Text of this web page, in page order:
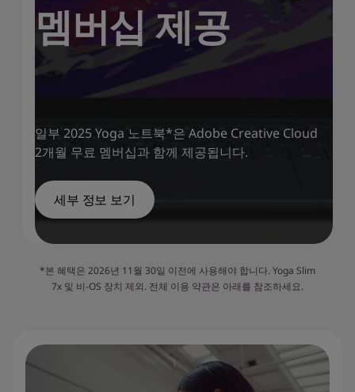
멤버십 제공
일부 2025 Yoga 노트북*은 Adobe Creative Cloud
2개월 무료 멤버십과 함께 제공됩니다.
세부 정보 보기
*본 혜택은 2026년 11월 30일 이전에 사용해야 합니다. Yoga Slim
7x 및 비-OS 장치 제외. 전체 이용 약관은 아래를 참조하세요.